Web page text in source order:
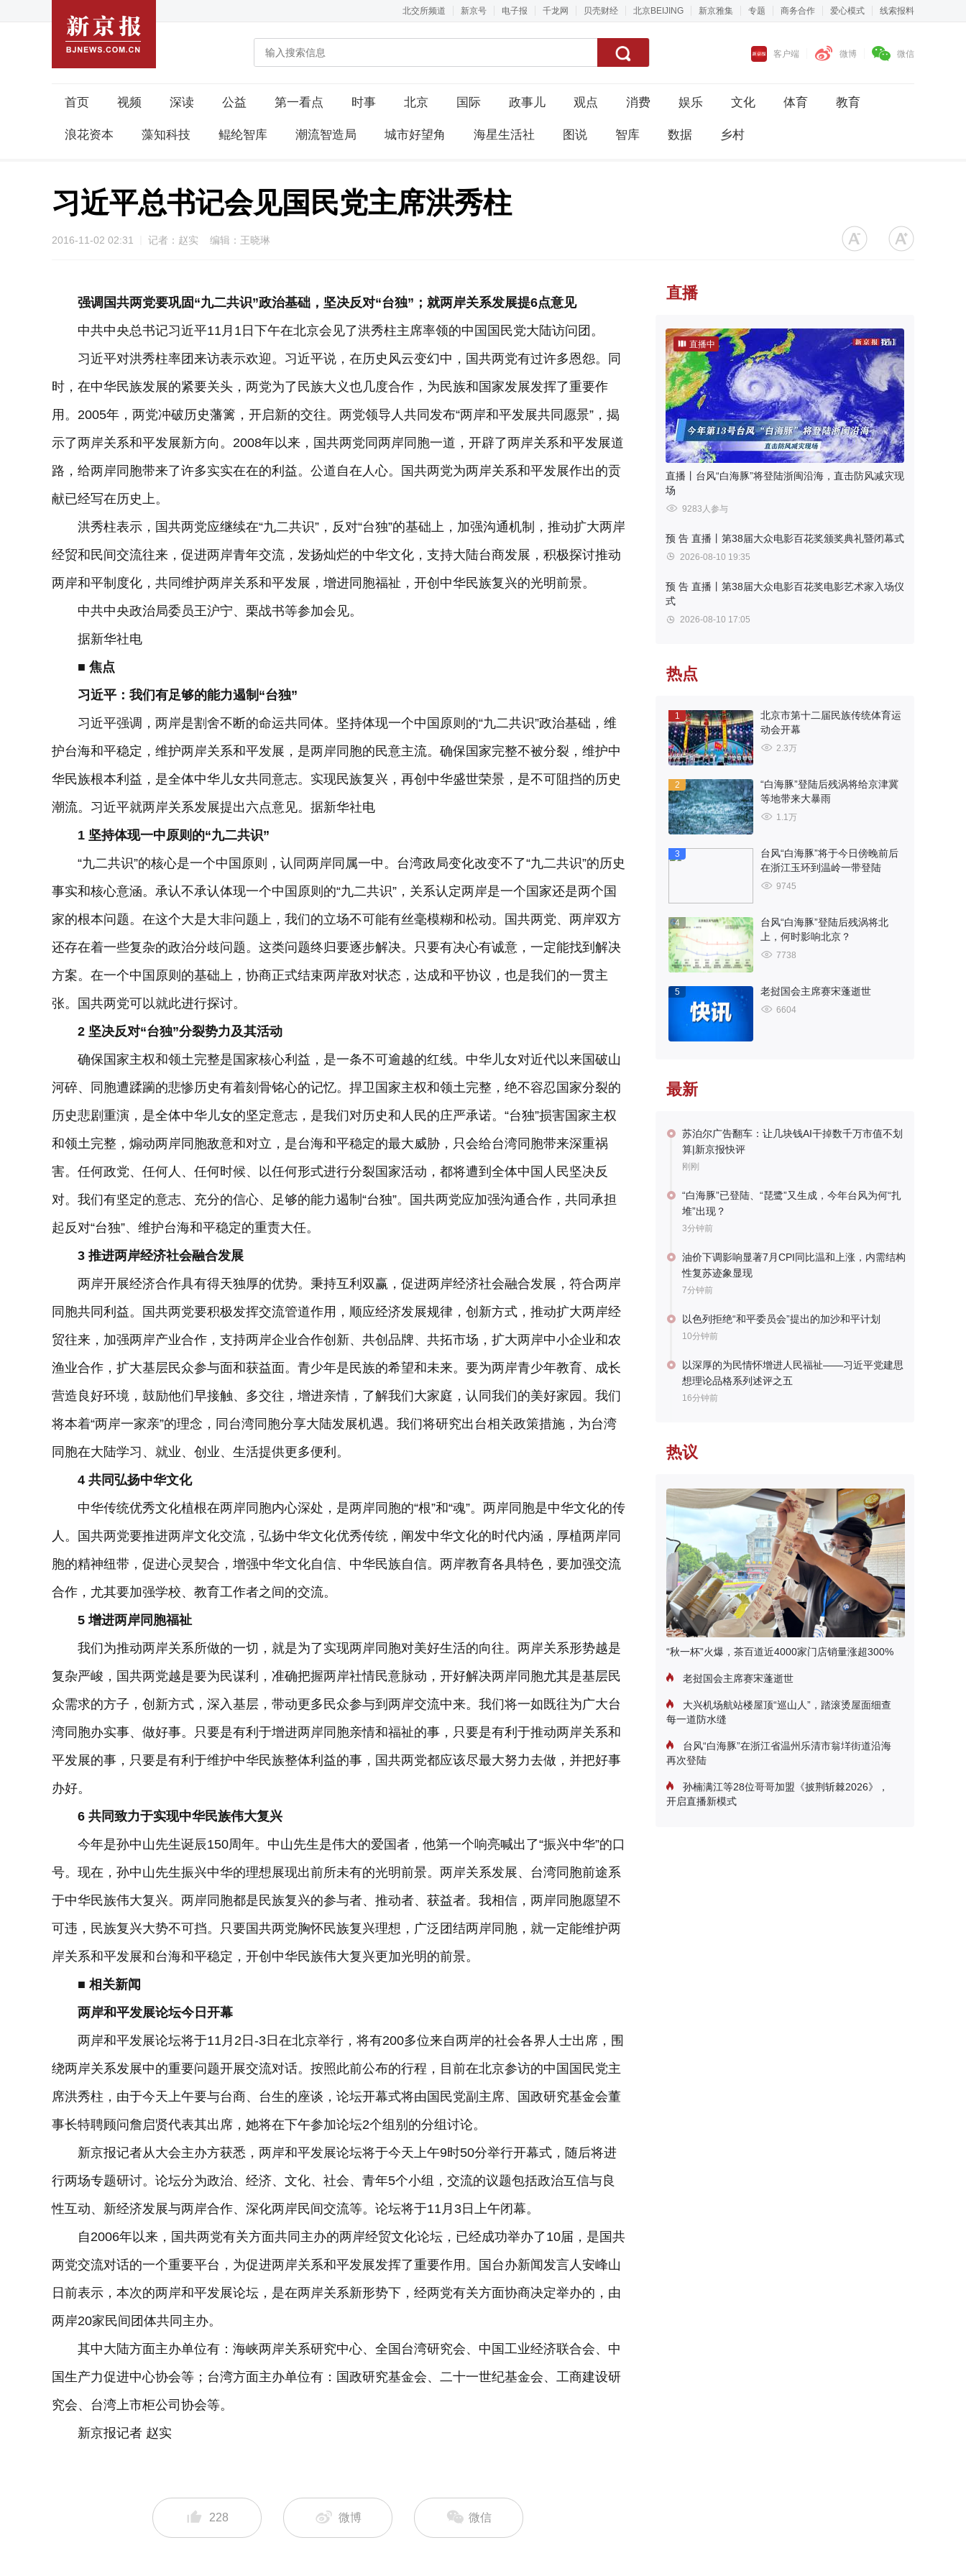
北交所频道 新京号 电子报 千龙网 贝壳财经 北京BEIJING 新京雅集 专题 商务合作 爱心模式 线索报料
客户端 微博 微信
首页 视频 深读 公益 第一看点 时事 北京 国际 政事儿 观点 消费 娱乐 文化 体育 教育
浪花资本 藻知科技 鲲纶智库 潮流智造局 城市好望角 海星生活社 图说 智库 数据 乡村
习近平总书记会见国民党主席洪秀柱
2016-11-02 02:31 记者：赵实 编辑：王晓琳
强调国共两党要巩固“九二共识”政治基础，坚决反对“台独”；就两岸关系发展提6点意见
中共中央总书记习近平11月1日下午在北京会见了洪秀柱主席率领的中国国民党大陆访问团。
习近平对洪秀柱率团来访表示欢迎。习近平说，在历史风云变幻中，国共两党有过许多恩怨。同
时，在中华民族发展的紧要关头，两党为了民族大义也几度合作，为民族和国家发展发挥了重要作
用。2005年，两党冲破历史藩篱，开启新的交往。两党领导人共同发布“两岸和平发展共同愿景”，揭
示了两岸关系和平发展新方向。2008年以来，国共两党同两岸同胞一道，开辟了两岸关系和平发展道
路，给两岸同胞带来了许多实实在在的利益。公道自在人心。国共两党为两岸关系和平发展作出的贡
献已经写在历史上。
洪秀柱表示，国共两党应继续在“九二共识”，反对“台独”的基础上，加强沟通机制，推动扩大两岸
经贸和民间交流往来，促进两岸青年交流，发扬灿烂的中华文化，支持大陆台商发展，积极探讨推动
两岸和平制度化，共同维护两岸关系和平发展，增进同胞福祉，开创中华民族复兴的光明前景。
中共中央政治局委员王沪宁、栗战书等参加会见。
据新华社电
■ 焦点
习近平：我们有足够的能力遏制“台独”
习近平强调，两岸是割舍不断的命运共同体。坚持体现一个中国原则的“九二共识”政治基础，维
护台海和平稳定，维护两岸关系和平发展，是两岸同胞的民意主流。确保国家完整不被分裂，维护中
华民族根本利益，是全体中华儿女共同意志。实现民族复兴，再创中华盛世荣景，是不可阻挡的历史
潮流。习近平就两岸关系发展提出六点意见。据新华社电
1 坚持体现一中原则的“九二共识”
“九二共识”的核心是一个中国原则，认同两岸同属一中。台湾政局变化改变不了“九二共识”的历史
事实和核心意涵。承认不承认体现一个中国原则的“九二共识”，关系认定两岸是一个国家还是两个国
家的根本问题。在这个大是大非问题上，我们的立场不可能有丝毫模糊和松动。国共两党、两岸双方
还存在着一些复杂的政治分歧问题。这类问题终归要逐步解决。只要有决心有诚意，一定能找到解决
方案。在一个中国原则的基础上，协商正式结束两岸敌对状态，达成和平协议，也是我们的一贯主
张。国共两党可以就此进行探讨。
2 坚决反对“台独”分裂势力及其活动
确保国家主权和领土完整是国家核心利益，是一条不可逾越的红线。中华儿女对近代以来国破山
河碎、同胞遭蹂躏的悲惨历史有着刻骨铭心的记忆。捍卫国家主权和领土完整，绝不容忍国家分裂的
历史悲剧重演，是全体中华儿女的坚定意志，是我们对历史和人民的庄严承诺。“台独”损害国家主权
和领土完整，煽动两岸同胞敌意和对立，是台海和平稳定的最大威胁，只会给台湾同胞带来深重祸
害。任何政党、任何人、任何时候、以任何形式进行分裂国家活动，都将遭到全体中国人民坚决反
对。我们有坚定的意志、充分的信心、足够的能力遏制“台独”。国共两党应加强沟通合作，共同承担
起反对“台独”、维护台海和平稳定的重责大任。
3 推进两岸经济社会融合发展
两岸开展经济合作具有得天独厚的优势。秉持互利双赢，促进两岸经济社会融合发展，符合两岸
同胞共同利益。国共两党要积极发挥交流管道作用，顺应经济发展规律，创新方式，推动扩大两岸经
贸往来，加强两岸产业合作，支持两岸企业合作创新、共创品牌、共拓市场，扩大两岸中小企业和农
渔业合作，扩大基层民众参与面和获益面。青少年是民族的希望和未来。要为两岸青少年教育、成长
营造良好环境，鼓励他们早接触、多交往，增进亲情，了解我们大家庭，认同我们的美好家园。我们
将本着“两岸一家亲”的理念，同台湾同胞分享大陆发展机遇。我们将研究出台相关政策措施，为台湾
同胞在大陆学习、就业、创业、生活提供更多便利。
4 共同弘扬中华文化
中华传统优秀文化植根在两岸同胞内心深处，是两岸同胞的“根”和“魂”。两岸同胞是中华文化的传
人。国共两党要推进两岸文化交流，弘扬中华文化优秀传统，阐发中华文化的时代内涵，厚植两岸同
胞的精神纽带，促进心灵契合，增强中华文化自信、中华民族自信。两岸教育各具特色，要加强交流
合作，尤其要加强学校、教育工作者之间的交流。
5 增进两岸同胞福祉
我们为推动两岸关系所做的一切，就是为了实现两岸同胞对美好生活的向往。两岸关系形势越是
复杂严峻，国共两党越是要为民谋利，准确把握两岸社情民意脉动，开好解决两岸同胞尤其是基层民
众需求的方子，创新方式，深入基层，带动更多民众参与到两岸交流中来。我们将一如既往为广大台
湾同胞办实事、做好事。只要是有利于增进两岸同胞亲情和福祉的事，只要是有利于推动两岸关系和
平发展的事，只要是有利于维护中华民族整体利益的事，国共两党都应该尽最大努力去做，并把好事
办好。
6 共同致力于实现中华民族伟大复兴
今年是孙中山先生诞辰150周年。中山先生是伟大的爱国者，他第一个响亮喊出了“振兴中华”的口
号。现在，孙中山先生振兴中华的理想展现出前所未有的光明前景。两岸关系发展、台湾同胞前途系
于中华民族伟大复兴。两岸同胞都是民族复兴的参与者、推动者、获益者。我相信，两岸同胞愿望不
可违，民族复兴大势不可挡。只要国共两党胸怀民族复兴理想，广泛团结两岸同胞，就一定能维护两
岸关系和平发展和台海和平稳定，开创中华民族伟大复兴更加光明的前景。
■ 相关新闻
两岸和平发展论坛今日开幕
两岸和平发展论坛将于11月2日-3日在北京举行，将有200多位来自两岸的社会各界人士出席，围
绕两岸关系发展中的重要问题开展交流对话。按照此前公布的行程，目前在北京参访的中国国民党主
席洪秀柱，由于今天上午要与台商、台生的座谈，论坛开幕式将由国民党副主席、国政研究基金会董
事长特聘顾问詹启贤代表其出席，她将在下午参加论坛2个组别的分组讨论。
新京报记者从大会主办方获悉，两岸和平发展论坛将于今天上午9时50分举行开幕式，随后将进
行两场专题研讨。论坛分为政治、经济、文化、社会、青年5个小组，交流的议题包括政治互信与良
性互动、新经济发展与两岸合作、深化两岸民间交流等。论坛将于11月3日上午闭幕。
自2006年以来，国共两党有关方面共同主办的两岸经贸文化论坛，已经成功举办了10届，是国共
两党交流对话的一个重要平台，为促进两岸关系和平发展发挥了重要作用。国台办新闻发言人安峰山
日前表示，本次的两岸和平发展论坛，是在两岸关系新形势下，经两党有关方面协商决定举办的，由
两岸20家民间团体共同主办。
其中大陆方面主办单位有：海峡两岸关系研究中心、全国台湾研究会、中国工业经济联合会、中
国生产力促进中心协会等；台湾方面主办单位有：国政研究基金会、二十一世纪基金会、工商建设研
究会、台湾上市柜公司协会等。
新京报记者 赵实
228 微博 微信
直播
直播中
直播丨台风“白海豚”将登陆浙闽沿海，直击防风减灾现
场
9283人参与
预 告 直播丨第38届大众电影百花奖颁奖典礼暨闭幕式
2026-08-10 19:35
预 告 直播丨第38届大众电影百花奖电影艺术家入场仪
式
2026-08-10 17:05
热点
1
北京市第十二届民族传统体育运
动会开幕
2.3万
2
“白海豚”登陆后残涡将给京津冀
等地带来大暴雨
1.1万
3
台风“白海豚”将于今日傍晚前后
在浙江玉环到温岭一带登陆
9745
4
台风“白海豚”登陆后残涡将北
上，何时影响北京？
7738
5 老挝国会主席赛宋蓬逝世
6604
最新
苏泊尔广告翻车：让几块钱AI干掉数千万市值不划
算|新京报快评
刚刚
“白海豚”已登陆、“琵鹭”又生成，今年台风为何“扎
堆”出现？
3分钟前
油价下调影响显著7月CPI同比温和上涨，内需结构
性复苏迹象显现
7分钟前
以色列拒绝“和平委员会”提出的加沙和平计划
10分钟前
以深厚的为民情怀增进人民福祉——习近平党建思
想理论品格系列述评之五
16分钟前
热议
“秋一杯”火爆，茶百道近4000家门店销量涨超300%
老挝国会主席赛宋蓬逝世
大兴机场航站楼屋顶“巡山人”，踏滚烫屋面细查
每一道防水缝
台风“白海豚”在浙江省温州乐清市翁垟街道沿海
再次登陆
孙楠满江等28位哥哥加盟《披荆斩棘2026》，
开启直播新模式